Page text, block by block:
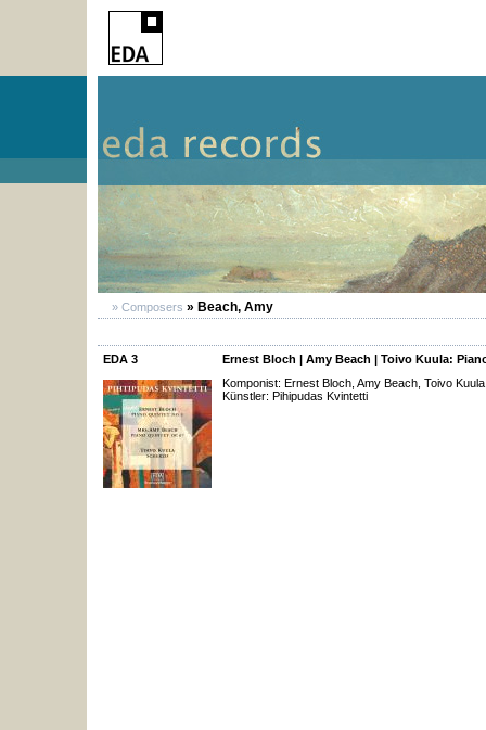
» Composers » Beach, Amy
EDA 3
Ernest Bloch | Amy Beach | Toivo Kuula:
Komponist: Ernest Bloch, Amy Beach, Toivo Kuula
Künstler: Pihipudas Kvintetti